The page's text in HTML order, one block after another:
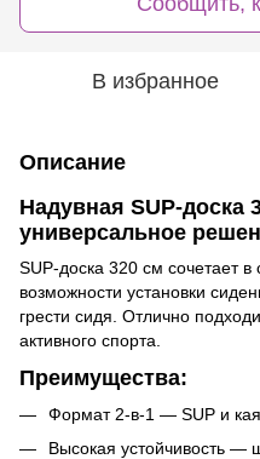
В избранное
Описание
Надувная SUP-доска
универсальное
SUP-доска 320 см сочетает
возможности установки
грести сидя. Отлично
активного спорта.
Преимущества:
Формат 2-в-1 — SUP и
Высокая устойчивость —